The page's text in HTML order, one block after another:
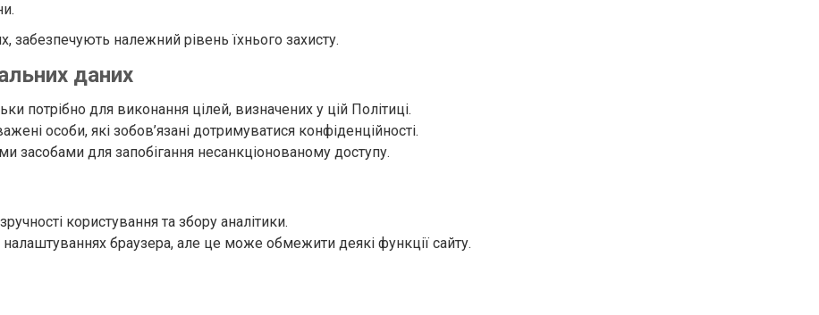
забезпечують належний рівень їхнього захисту.
даних
потрібно для виконання цілей, визначених у цій Політиці.
особи, які зобов’язані дотримуватися конфіденційності.
засобами для запобігання несанкціонованому доступу.
користування та збору аналітики.
браузера, але це може обмежити деякі функції сайту.